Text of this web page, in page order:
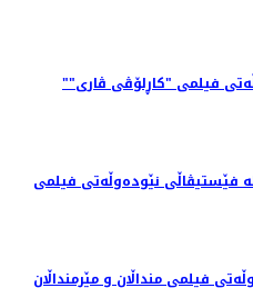
"ئەزموون" لە فێستیڤاڵی نێوده‌وڵه‌تی فیلمی "کاڕلۆڤی ڤاری"
فێستیڤاڵی نێوده‌وڵه‌تی فیلمی
فیلمی منداڵان و مێرمنداڵان